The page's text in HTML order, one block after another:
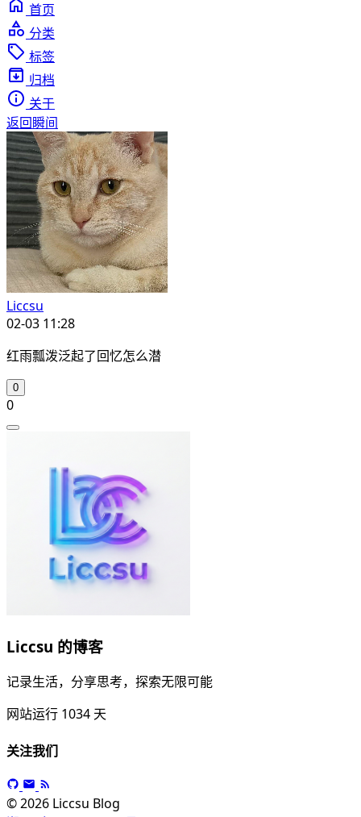
首页
分类
标签
归档
关于
返回瞬间
Liccsu
02-03 11:28
红雨瓢泼泛起了回忆怎么潜
0
0
Liccsu 的博客
记录生活，分享思考，探索无限可能
网站运行 1034 天
关注我们
© 2026 Liccsu Blog